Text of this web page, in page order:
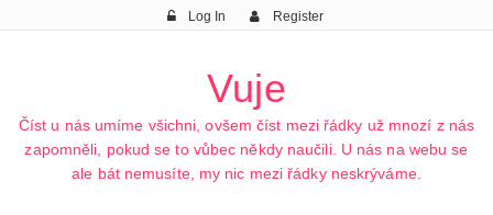
Log In Register
Vuje
Číst u nás umíme všichni, ovšem číst mezi řádky už mnozí z nás
zapomněli, pokud se to vůbec někdy naučili. U nás na webu se
ale bát nemusíte, my nic mezi řádky neskrýváme.